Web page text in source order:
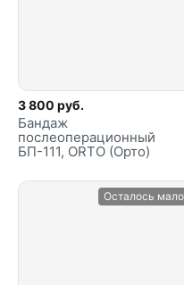
3 800 руб.
Бандаж
послеоперационный
БП-111, ORTO (Орто)
Осталось мало